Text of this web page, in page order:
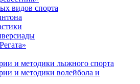
видов спорта
и методики лыжного спорта
и методики волейбола и